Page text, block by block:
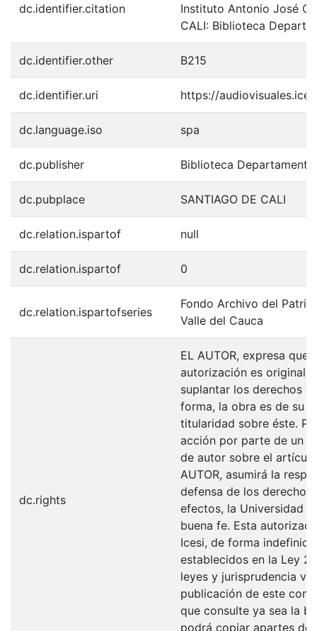
dc.identifier.citation
Instituto Antonio José
CALI: Biblioteca
dc.identifier.other B215
dc.identifier.uri https://
dc.language.iso spa
dc.publisher Biblioteca
dc.pubplace SANTIAGO DE CALI
dc.relation.ispartof null
dc.relation.ispartof 0
dc.relation.ispartofseries
Fondo Archivo del
Valle del Cauca
dc.rights
EL AUTOR, expresa
autorización es original
suplantar los derechos
forma, la obra es de su
titularidad sobre éste.
acción por parte de un
de autor sobre el
AUTOR, asumirá la
defensa de los
efectos, la Universidad
buena fe. Esta
Icesi, de forma
establecidos en la Ley
leyes y jurisprudencia
publicación de este con
que consulte ya sea la
podrá copiar apartes